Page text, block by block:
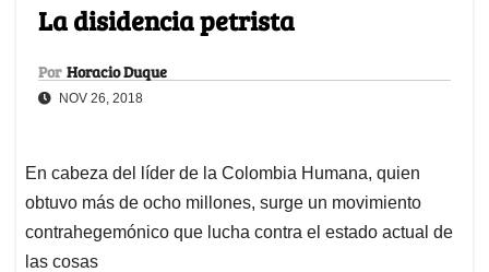
La disidencia petrista
Por Horacio Duque
NOV 26, 2018
En cabeza del líder de la Colombia Humana, quien
obtuvo más de ocho millones, surge un movimiento
contrahegemónico que lucha contra el estado actual de
las cosas